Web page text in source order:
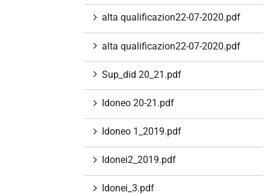
alta qualificazion22-07-2020.pdf
alta qualificazion22-07-2020.pdf
Sup_did 20_21.pdf
Idoneo 20-21.pdf
Idoneo 1_2019.pdf
Idonei2_2019.pdf
Idonei_3.pdf